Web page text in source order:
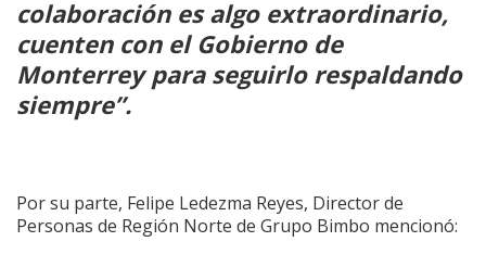
colaboración es algo extraordinario,
cuenten con el Gobierno de
Monterrey para seguirlo respaldando
siempre”.
Por su parte, Felipe Ledezma Reyes, Director de
Personas de Región Norte de Grupo Bimbo mencionó: